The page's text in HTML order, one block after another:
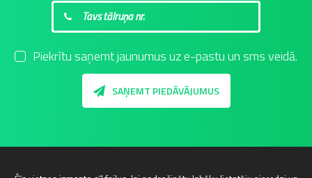
Piekrītu saņemt jaunumus uz e-pastu un sms veidā.
SAŅEMT PIEDĀVĀJUMUS